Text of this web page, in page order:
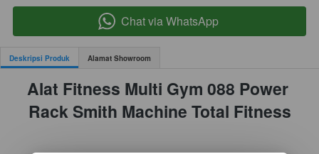
` Chat via WhatsApp
Deskripsi Produk Alamat Showroom
Alat Fitness Multi Gym 088 Power
Rack Smith Machine Total Fitness